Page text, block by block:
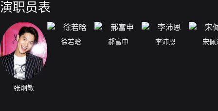
演职员表
张炯敏
徐若晗 郝富申 李沛恩 宋佩